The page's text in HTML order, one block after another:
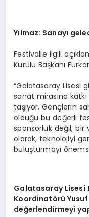
Yılmaz: Sanayı
Festivalle ilgili
Kurulu Başkanı
“Galatasaray Lisesi
sanat mirasına
taşıyor. Gençlerin
olduğu bu değerli
sponsorluk değil, bir
olarak, teknolojiyi
buluşturmayı
Galatasaray Lisesi
Koordinatörü
değerlendirmeyi